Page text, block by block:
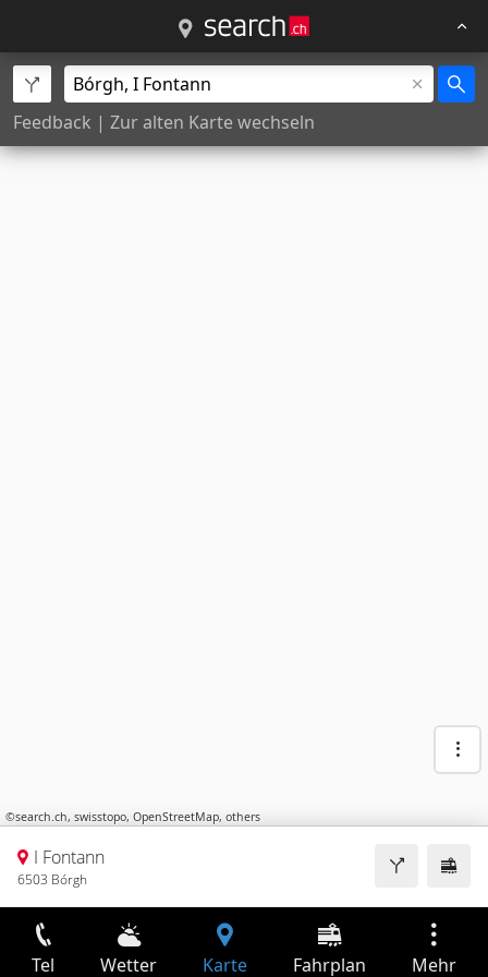
Feedback | Zur alten Karte wechseln
©search.ch, swisstopo, OpenStreetMap, others
I Fontann
6503 Bórgh
Tel Wetter Karte Fahrplan Mehr